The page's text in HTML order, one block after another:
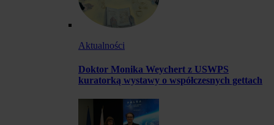
Aktualności
Doktor Monika Weychert z USWPS
kuratorką wystawy o współczesnych gettach